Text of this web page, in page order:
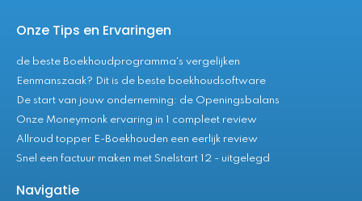
Onze Tips en Ervaringen
de beste Boekhoudprogramma's vergelijken
Eenmanszaak? Dit is de beste boekhoudsoftware
De start van jouw onderneming: de Openingsbalans
Onze Moneymonk ervaring in 1 compleet review
Allroud topper E-Boekhouden een eerlijk review
Snel een factuur maken met Snelstart 12 - uitgelegd
Navigatie